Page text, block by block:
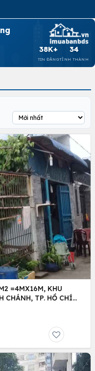
38K+
TIN ĐĂNG
34
TỈNH THÀNH
=4MX16M, KHU
CHÁNH, TP. HỒ CHÍ